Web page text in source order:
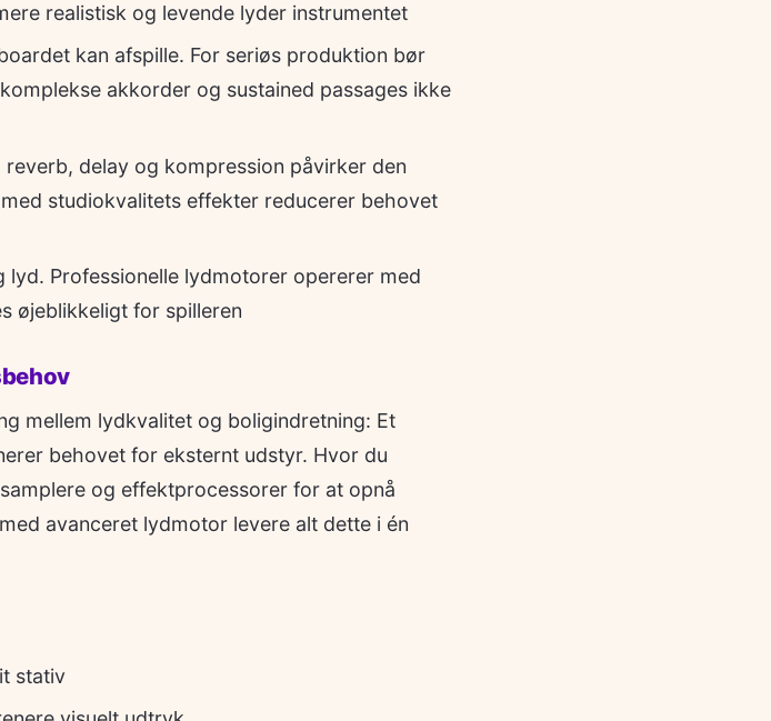
realistisk og levende lyder instrumentet
kan afspille. For seriøs produktion bør
akkorder og sustained passages ikke
delay og kompression påvirker den
studiokvalitets effekter reducerer behovet
lyd. Professionelle lydmotorer opererer med
øjeblikkeligt for spilleren
mellem lydkvalitet og boligindretning: Et
behovet for eksternt udstyr. Hvor du
og effektprocessorer for at opnå
avanceret lydmotor levere alt dette i én
stativ